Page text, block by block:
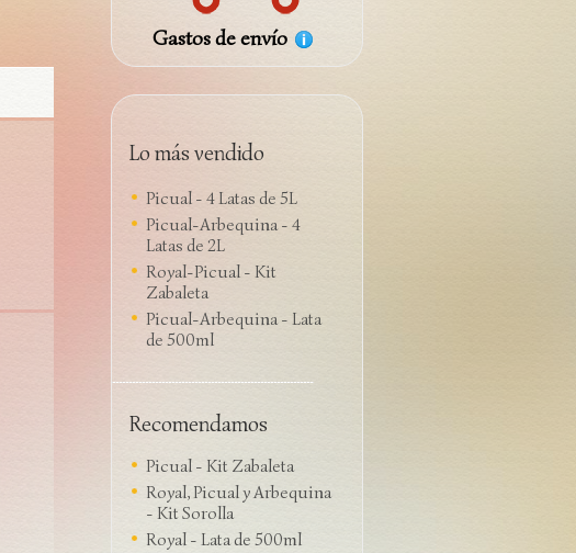
Gastos de envío
Lo más vendido
Picual - 4 Latas de 5L
Picual-Arbequina - 4
Latas de 2L
Royal-Picual - Kit
Zabaleta
Picual-Arbequina - Lata
de 500ml
Recomendamos
Picual - Kit Zabaleta
Royal, Picual y Arbequina
- Kit Sorolla
Royal - Lata de 500ml